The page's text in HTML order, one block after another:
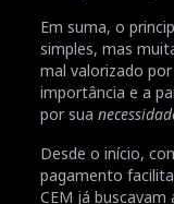
Em suma, o
simples, mas
mal valorizado
importância e a
por sua
Desde o início,
pagamento
CEM já buscavam